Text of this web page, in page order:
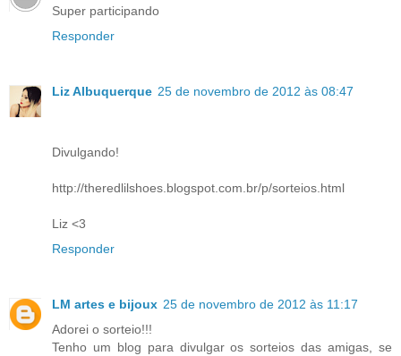
Super participando
Responder
Liz Albuquerque 25 de novembro de 2012 às 08:47
Divulgando!
http://theredlilshoes.blogspot.com.br/p/sorteios.html
Liz <3
Responder
LM artes e bijoux 25 de novembro de 2012 às 11:17
Adorei o sorteio!!!
Tenho um blog para divulgar os sorteios das amigas, se